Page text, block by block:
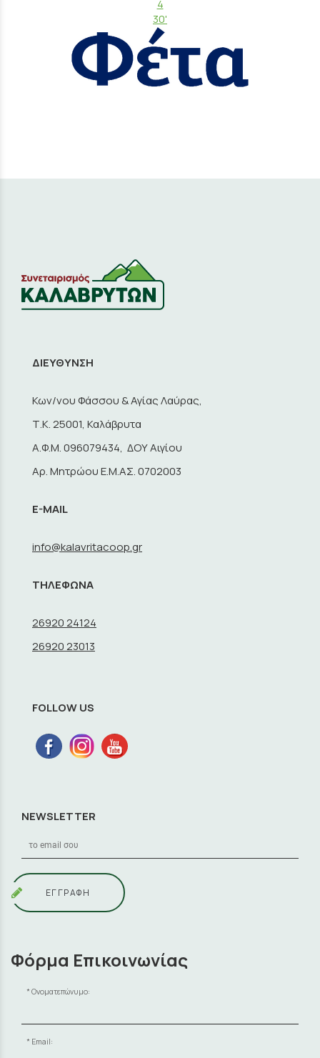
4
30'
ΔΙΕΥΘΥΝΣΗ
Κων/νου Φάσσου & Αγίας Λαύρας,
Τ.Κ. 25001, Καλάβρυτα
A.Φ.Μ. 096079434, ΔΟΥ Αιγίου
Αρ. Μητρώου Ε.Μ.ΑΣ. 0702003
E-MAIL
info@kalavritacoop.gr
ΤΗΛΕΦΩΝΑ
26920 24124
26920 23013
FOLLOW US
NEWSLETTER
ΕΓΓΡΑΦΗ
Φόρμα Επικοινωνίας
Ονοματεπώνυμο:
Email: